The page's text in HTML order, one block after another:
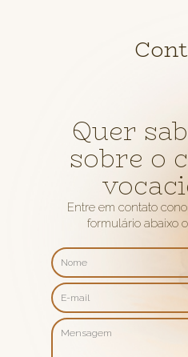
Quer
sobre o
Entre em contato
formulário abaixo